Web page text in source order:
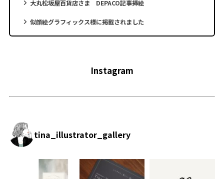
大丸松坂屋百貨店さま DEPACO記事挿絵
似顔絵グラフィックス様に掲載されました
Instagram
tina_illustrator_gallery